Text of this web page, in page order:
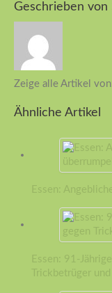
Geschrieben von
Zeige alle Artikel
Ähnliche Artikel
Essen:
Essen: 91-
Trickbetrüger